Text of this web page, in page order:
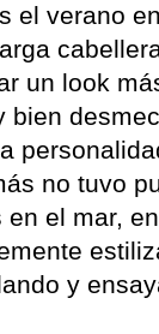
el verano
un look
bien
no tuvo
en el mar,
y